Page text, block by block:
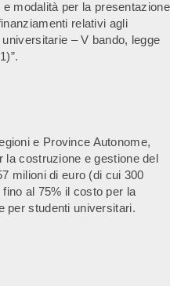
modalità per la presentazione
relativi agli
– V bando, legge
e Province Autonome,
la costruzione e gestione del
milioni di euro (di cui 300
al 75% il costo per la
per studenti universitari.